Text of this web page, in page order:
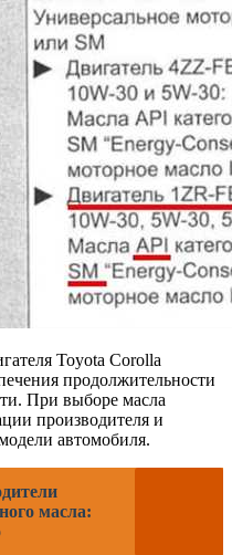
Toyota Corolla
продолжительности
При выборе масла
производителя и
автомобиля.
масла: